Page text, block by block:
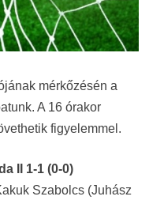
mérkőzésén a
A 16 órakor
figyelemmel.
II 1-1 (0-0)
Szabolcs (Juhász